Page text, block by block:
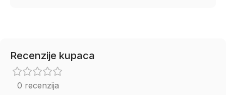
Recenzije kupaca
0 recenzija